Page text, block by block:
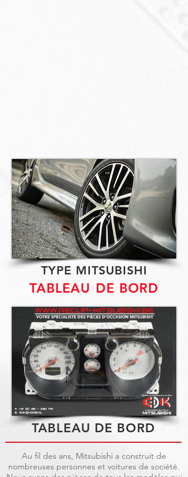
TYPE MITSUBISHI
TABLEAU DE BORD
TABLEAU DE BORD
Au fil des ans, Mitsubishi a construit de
nombreuses personnes et voitures de société.